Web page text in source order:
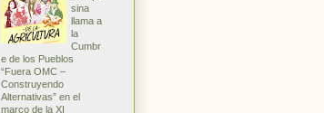
sina
llama a
la
Cumbr
e de los Pueblos
“Fuera OMC –
Construyendo
Alternativas” en el
marco de la XI